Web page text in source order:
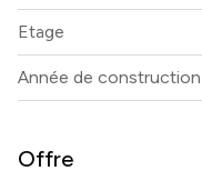
Etage
Année de construction
Offre